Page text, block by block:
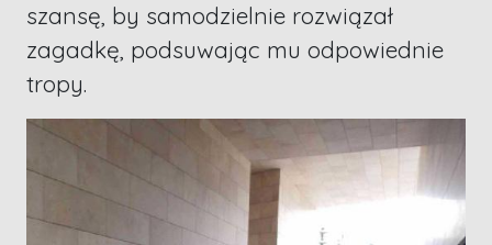
szansę, by samodzielnie rozwiązał
zagadkę, podsuwając mu odpowiednie
tropy.